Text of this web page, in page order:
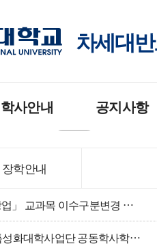
차세대
학사안내
교육과정
공지사항
장학안내
2026-2학기「도전과혁신창업」 교과목 이수구분변경 신청서 제출 안내
2026학년도 2학기 반도체특성화대학사업단 공동학사학위과정 이수자 모집 안내(신청대상: 차세대반도체공학전공 3학년 수혜학생)